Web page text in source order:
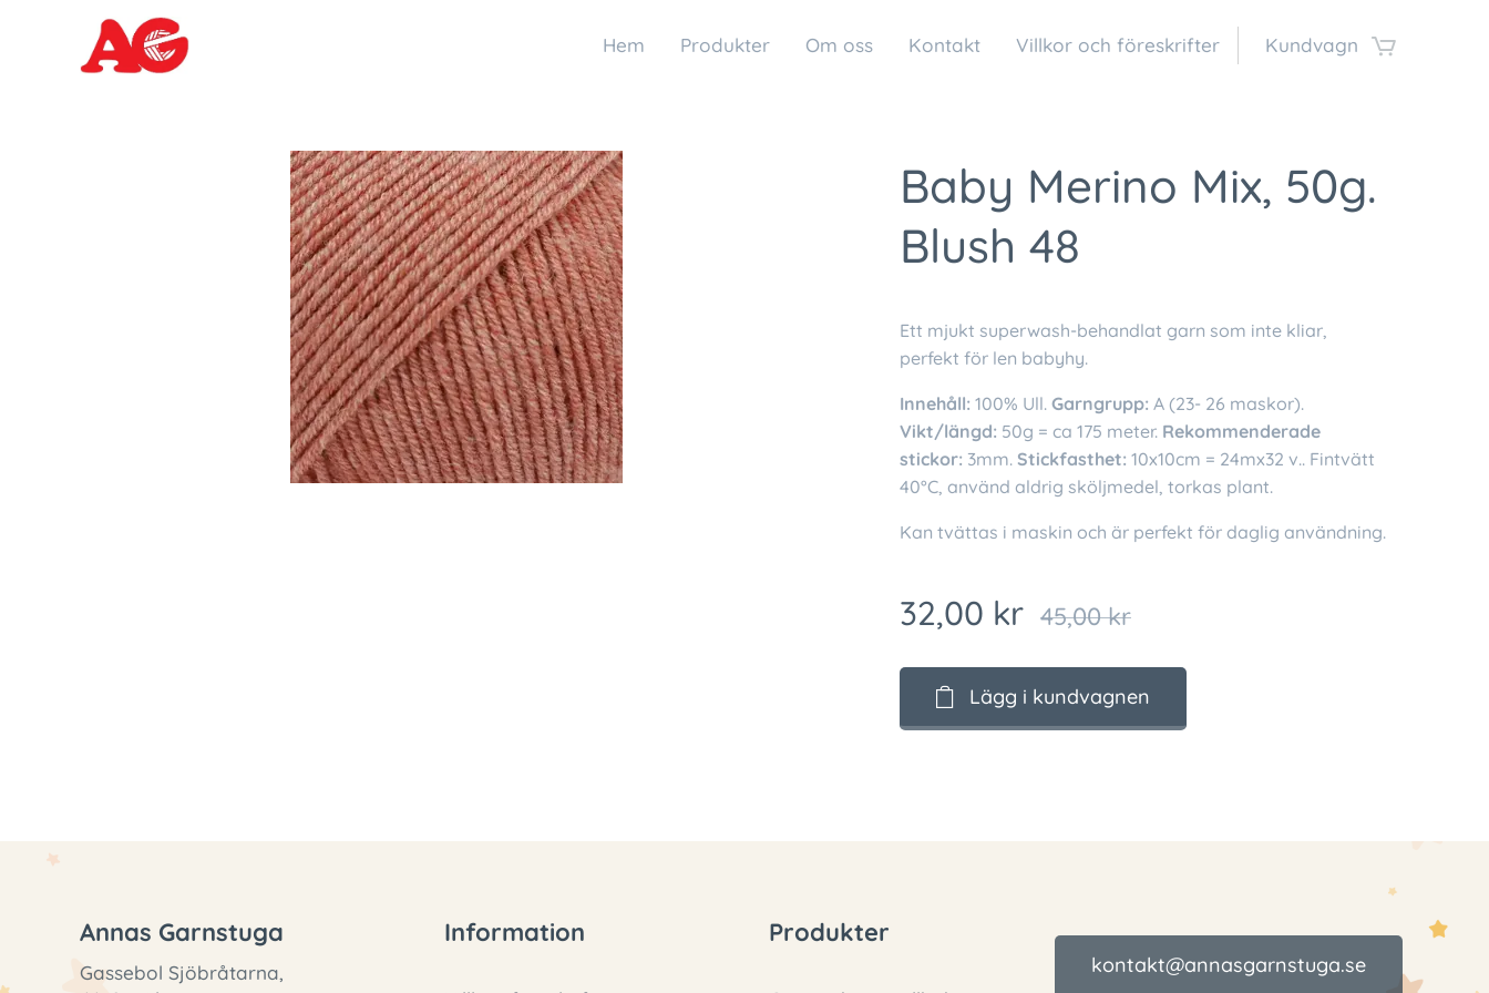
Hem Produkter Om oss Kontakt Villkor och föreskrifter Kundvagn
Baby Merino Mix, 50g.
Blush 48
Ett mjukt superwash-behandlat garn som inte kliar,
perfekt för len babyhy.
Innehåll: 100% Ull. Garngrupp: A (23- 26 maskor).
Vikt/längd: 50g = ca 175 meter. Rekommenderade
stickor: 3mm. Stickfasthet: 10x10cm = 24mx32 v.. Fintvätt
40°C, använd aldrig sköljmedel, torkas plant.
Kan tvättas i maskin och är perfekt för daglig användning.
32,00 kr 45,00kr
Lägg i kundvagnen
Annas Garnstuga
Gassebol Sjöbråtarna,
Information Produkter
kontakt@annasgarnstuga.se